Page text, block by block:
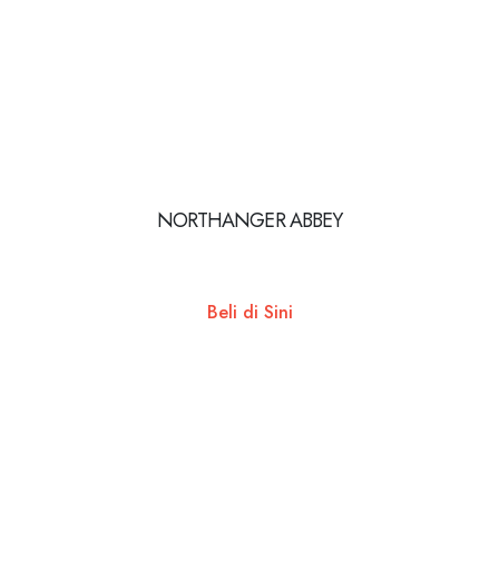
NORTHANGER ABBEY
Beli di Sini